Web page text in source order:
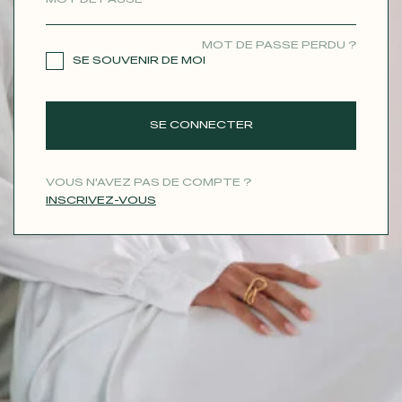
MOT DE PASSE PERDU ?
SE SOUVENIR DE MOI
SE CONNECTER
VOUS N'AVEZ PAS DE COMPTE ?
INSCRIVEZ-VOUS